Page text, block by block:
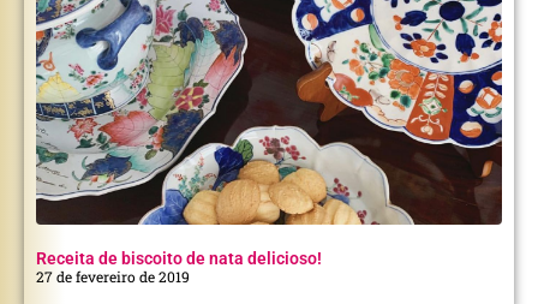
Receita de biscoito de nata delicioso!
27 de fevereiro de 2019